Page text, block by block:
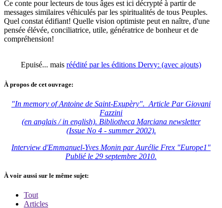
Ce conte pour lecteurs de tous âges est ici décrypté à partir de
messages similaires véhiculés par les spiritualités de tous Peuples.
Quel constat édifiant! Quelle vision optimiste peut en naître, d'une
pensée élévée, conciliatrice, utile, génératrice de bonheur et de
compréhension!
Epuisé... mais réédité par les éditions Dervy: (avec ajouts)
À propos de cet ouvrage:
"In memory of Antoine de Saint-Exupèry". Article Par Giovani
Fazzini
(en anglais / in english). Bibliotheca Marciana newsletter
(Issue No 4 - summer 2002).
Interview d'Emmanuel-Yves Monin par Aurélie Frex "Europe1"
Publié le 29 septembre 2010.
À voir aussi sur le même sujet:
Tout
Articles